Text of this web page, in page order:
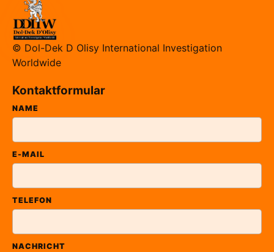
© Dol-Dek D Olisy International Investigation
Worldwide
Kontaktformular
NAME
E-MAIL
TELEFON
NACHRICHT